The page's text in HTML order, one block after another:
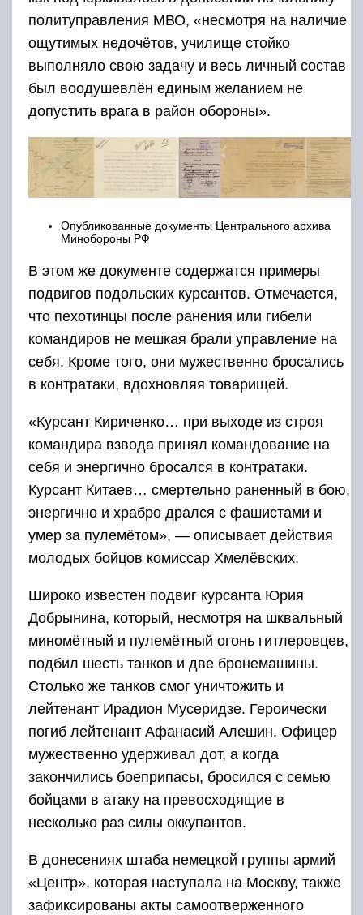
политуправления МВО, «несмотря на наличие
ощутимых недочётов, училище стойко
выполняло свою задачу и весь личный состав
был воодушевлён единым желанием не
допустить врага в район обороны».
Опубликованные документы Центрального архива
Минобороны РФ
В этом же документе содержатся примеры
подвигов подольских курсантов. Отмечается,
что пехотинцы после ранения или гибели
командиров не мешкая брали управление на
себя. Кроме того, они мужественно бросались
в контратаки, вдохновляя товарищей.
«Курсант Кириченко… при выходе из строя
командира взвода принял командование на
себя и энергично бросался в контратаки.
Курсант Китаев… смертельно раненный в бою,
энергично и храбро дрался с фашистами и
умер за пулемётом», — описывает действия
молодых бойцов комиссар Хмелёвских.
Широко известен подвиг курсанта Юрия
Добрынина, который, несмотря на шквальный
миномётный и пулемётный огонь гитлеровцев,
подбил шесть танков и две бронемашины.
Столько же танков смог уничтожить и
лейтенант Ирадион Мусеридзе. Героически
погиб лейтенант Афанасий Алешин. Офицер
мужественно удерживал дот, а когда
закончились боеприпасы, бросился с семью
бойцами в атаку на превосходящие в
несколько раз силы оккупантов.
В донесениях штаба немецкой группы армий
«Центр», которая наступала на Москву, также
зафиксированы акты самоотверженного